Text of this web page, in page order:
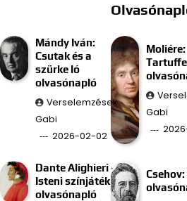
Mándy Iván:
Csutak és a
szürke ló
olvasónapló
Verselemzések
Gabi
2026-02-02
Moliére:
Tartuffe
Gabi
Dante Alighieri –
Isteni színjáték
olvasónapló